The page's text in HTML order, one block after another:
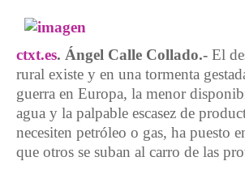
ctxt.es. Ángel Calle Collado.- El
rural existe y en una tormenta
guerra en Europa, la menor
agua y la palpable escasez de
necesiten petróleo o gas, ha puesto
que otros se suban al carro de las